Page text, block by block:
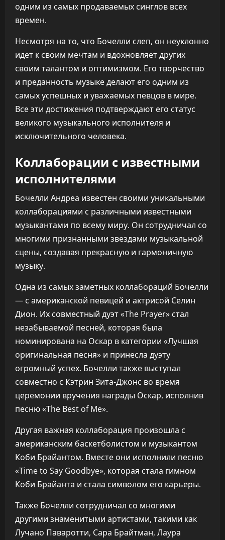
одним из самых продаваемых синглов всех
времен.
Несмотря на то, что Бочелли слеп, он неуклонно
идет к своим мечтам и вдохновляет других
своим талантом и оптимизмом. Его творчество
и преданность музыке делают его одним из
самых успешных и уважаемых певцов в мире.
Все эти достижения подтверждают его статус
великого музыкального исполнителя и
исключительного человека.
Коллаборации с известными
исполнителями
Бочелли Андреа известен своими уникальными
коллаборациями с различными известными
музыкантами по всему миру. Он сотрудничал со
многими признанными звездами музыкальной
сцены, создавая прекрасную и гармоничную
музыку.
Одна из самых заметных коллабораций Бочелли
— с американской певицей и актрисой Селин
Дион. Их совместный дуэт «The Prayer» стал
незабываемой песней, которая была
номинирована на Оскар в категории «Лучшая
оригинальная песня» и принесла дуэту
огромный успех. Бочелли также выступал
совместно с Кэтрин Зита-Джонс во время
церемонии вручения награды Оскар, исполнив
песню «The Best of Me».
Другая важная коллаборация произошла с
американским баскетболистом и музыкантом
Коби Брайантом. Вместе они исполнили песню
«Time to Say Goodbye», которая стала гимном
Коби Брайанта и стала символом его карьеры.
Также Бочелли сотрудничал со многими
другими знаменитыми артистами, такими как
Лучано Паваротти, Сара Брайтман, Лаура